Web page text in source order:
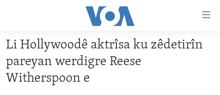
Yekser
here
naveroka
serekî
NÛÇE
VÎDYO GALERÎ
HERÊMÊN KURDAN
Li Hollywoodê aktrîsa ku zêdetirîn
pareyan werdigre Reese
Witherspoon e